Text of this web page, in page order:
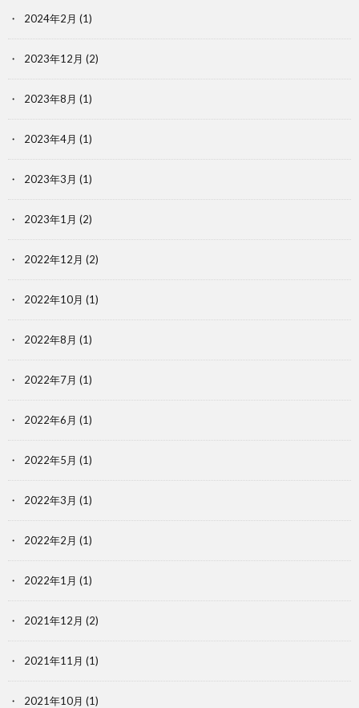
2024年2月 (1)
2023年12月 (2)
2023年8月 (1)
2023年4月 (1)
2023年3月 (1)
2023年1月 (2)
2022年12月 (2)
2022年10月 (1)
2022年8月 (1)
2022年7月 (1)
2022年6月 (1)
2022年5月 (1)
2022年3月 (1)
2022年2月 (1)
2022年1月 (1)
2021年12月 (2)
2021年11月 (1)
2021年10月 (1)